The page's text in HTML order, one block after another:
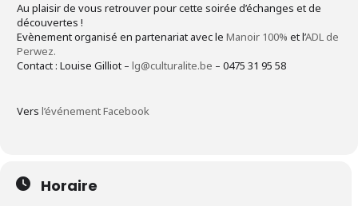
Au plaisir de vous retrouver pour cette soirée d’échanges et de
découvertes !
Evènement organisé en partenariat avec le Manoir 100% et l’ADL de
Perwez.
Contact : Louise Gilliot – lg@culturalite.be – 0475 31 95 58
Vers l’événement Facebook
Horaire